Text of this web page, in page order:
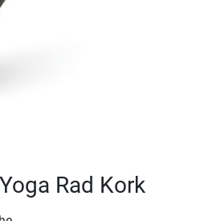
Rad Kork